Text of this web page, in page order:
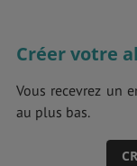
Créer votre
Vous recevrez un
au plus bas.